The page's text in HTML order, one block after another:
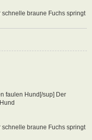
schnelle braune Fuchs springt
faulen Hund[/sup] Der
schnelle braune Fuchs springt